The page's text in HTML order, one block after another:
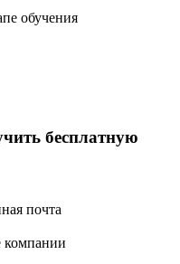
обучения
бесплатную
почта
компании